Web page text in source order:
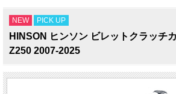
NEW PICK UP
HINSON ヒンソン ビレットクラッチ
Z250 2007-2025